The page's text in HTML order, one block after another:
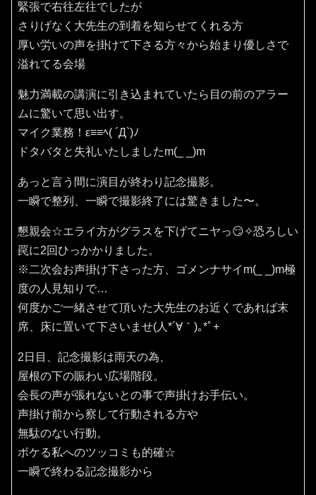
緊張で右往左往でしたが
さりげなく大先生の到着を知らせてくれる方
厚い労いの声を掛けて下さる方々から始まり優しさで
溢れてる会場
魅力満載の講演に引き込まれていたら目の前のアラー
ムに驚いて思い出す。
マイク業務！ε≡≡ﾍ( ´Д`)ﾉ
ドタバタと失礼いたしましたm(_ _)m
あっと言う間に演目が終わり記念撮影。
一瞬で整列、一瞬で撮影終了には驚きました〜。
懇親会☆エライ方がグラスを下げてニヤっ😏✧恐ろしい
罠に2回ひっかかりました。
※二次会お声掛け下さった方、ゴメンナサイm(_ _)m極
度の人見知りで…
何度かご一緒させて頂いた大先生のお近くであれば末
席、床に置いて下さいませ(⁠人⁠*⁠´⁠∀⁠｀⁠)⁠｡⁠*ﾟ⁠+
2日目、記念撮影は雨天の為、
屋根の下の賑わい広場階段。
会長の声が張れないとの事で声掛けお手伝い。
声掛け前から察して行動される方や
無駄のない行動。
ボケる私へのツッコミも的確☆
一瞬で終わる記念撮影から